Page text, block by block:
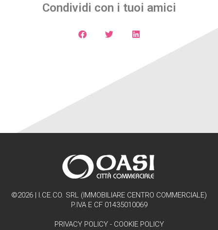
Condividi con i tuoi amici
©2026 | I.CE.CO. SRL (IMMOBILIARE CENTRO COMMERCIALE)
P.IVA E CF 01435010069
PRIVACY POLICY- COOKIE POLICY